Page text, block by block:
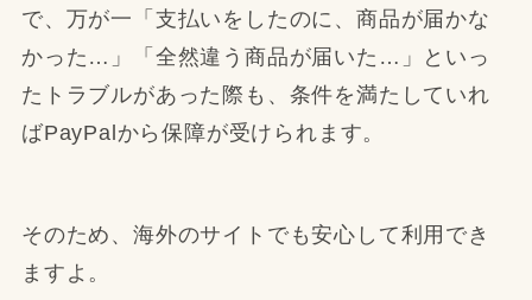
で、万が一「支払いをしたのに、商品が届かな
かった…」「全然違う商品が届いた…」といっ
たトラブルがあった際も、条件を満たしていれ
ばPayPalから保障が受けられます。
そのため、海外のサイトでも安心して利用でき
ますよ。